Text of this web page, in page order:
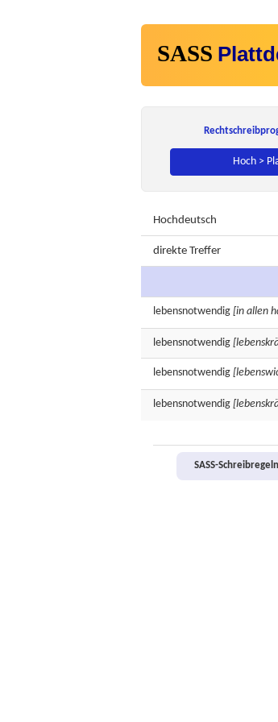
SASS
Hoch >
Hochdeutsch
direkte Treffer
lebensnotwendig [in allen
lebensnotwendig
lebensnotwendig
lebensnotwendig
SASS-Schreibregeln